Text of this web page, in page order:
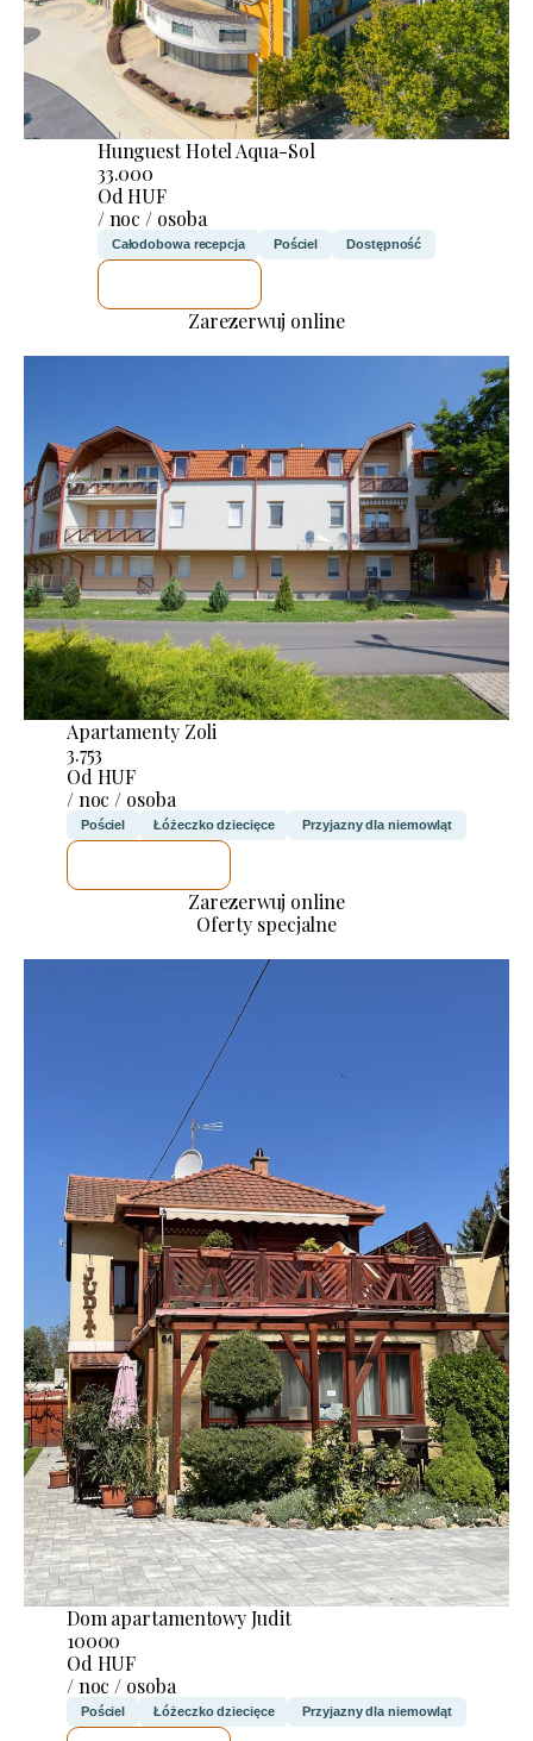
Hunguest Hotel Aqua-Sol
33.000
Od HUF
/ noc / osoba
Całodobowa recepcja Pościel Dostępność
Zarezerwuj online
Apartamenty Zoli
3.753
Od HUF
/ noc / osoba
Pościel Łóżeczko dziecięce Przyjazny dla niemowląt
Zarezerwuj online
Oferty specjalne
Dom apartamentowy Judit
10000
Od HUF
/ noc / osoba
Pościel Łóżeczko dziecięce Przyjazny dla niemowląt